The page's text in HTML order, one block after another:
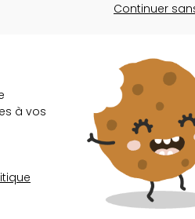
: 180 jours.
Continuer
à vos